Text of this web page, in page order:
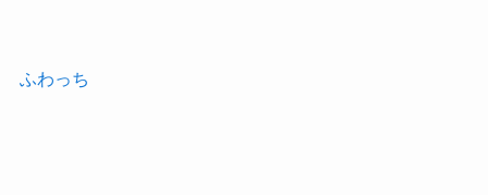
ふわっち